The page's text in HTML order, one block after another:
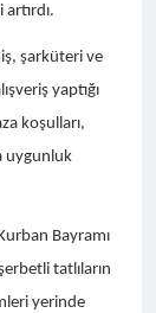
şarküteri ve
yaptığı
koşulları,
uygunluk
Bayramı
tatlıların
yerinde